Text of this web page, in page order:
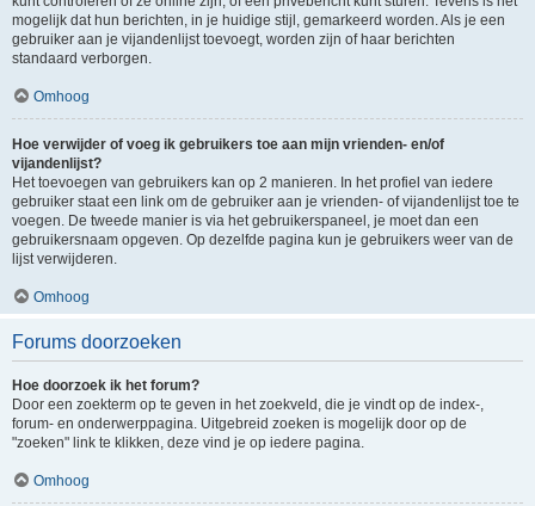
mogelijk dat hun berichten, in je huidige stijl, gemarkeerd worden. Als je een
gebruiker aan je vijandenlijst toevoegt, worden zijn of haar berichten
standaard verborgen.
Omhoog
Hoe verwijder of voeg ik gebruikers toe aan mijn vrienden- en/of
vijandenlijst?
Het toevoegen van gebruikers kan op 2 manieren. In het profiel van iedere
gebruiker staat een link om de gebruiker aan je vrienden- of vijandenlijst toe te
voegen. De tweede manier is via het gebruikerspaneel, je moet dan een
gebruikersnaam opgeven. Op dezelfde pagina kun je gebruikers weer van de
lijst verwijderen.
Omhoog
Forums doorzoeken
Hoe doorzoek ik het forum?
Door een zoekterm op te geven in het zoekveld, die je vindt op de index-,
forum- en onderwerppagina. Uitgebreid zoeken is mogelijk door op de
"zoeken" link te klikken, deze vind je op iedere pagina.
Omhoog